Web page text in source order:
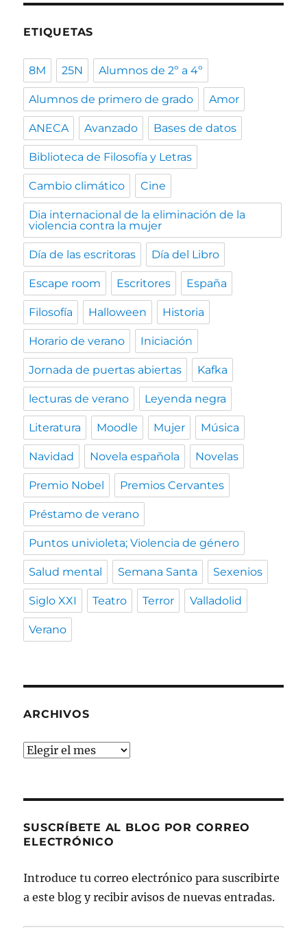
ETIQUETAS
8M 25N Alumnos de 2º a 4º
Alumnos de primero de grado Amor
ANECA Avanzado Bases de datos
Biblioteca de Filosofía y Letras
Cambio climático Cine
Dia internacional de la eliminación de la
violencia contra la mujer
Día de las escritoras Día del Libro
Escape room Escritores España
Filosofía Halloween Historia
Horario de verano Iniciación
Jornada de puertas abiertas Kafka
lecturas de verano Leyenda negra
Literatura Moodle Mujer Música
Navidad Novela española Novelas
Premio Nobel Premios Cervantes
Préstamo de verano
Puntos univioleta; Violencia de género
Salud mental Semana Santa Sexenios
Siglo XXI Teatro Terror Valladolid
Verano
ARCHIVOS
Archivos
SUSCRÍBETE AL BLOG POR CORREO
ELECTRÓNICO
Introduce tu correo electrónico para suscribirte
a este blog y recibir avisos de nuevas entradas.